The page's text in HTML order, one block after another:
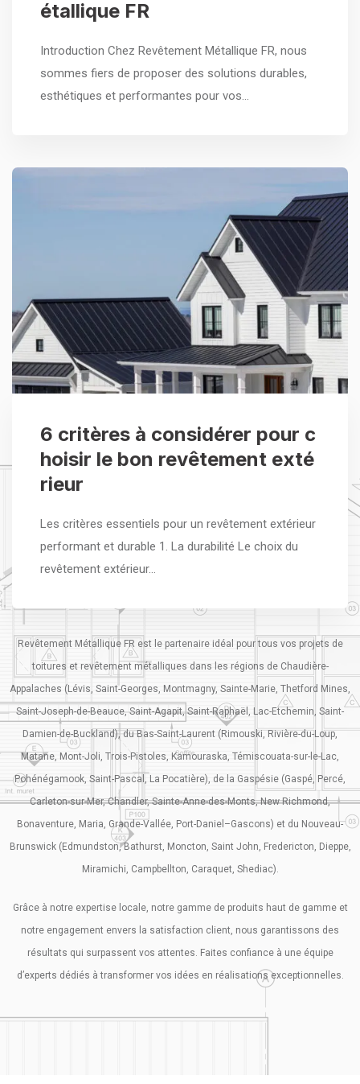
étallique FR
Introduction Chez Revêtement Métallique FR, nous
sommes fiers de proposer des solutions durables,
esthétiques et performantes pour vos…
6 critères à considérer pour c
hoisir le bon revêtement exté
rieur
Les critères essentiels pour un revêtement extérieur
performant et durable 1. La durabilité Le choix du
revêtement extérieur…
Revêtement Métallique FR est le partenaire idéal pour tous vos projets de
toitures et revêtement métalliques dans les régions de Chaudière-
Appalaches (Lévis, Saint-Georges, Montmagny, Sainte-Marie, Thetford Mines,
Saint-Joseph-de-Beauce, Saint-Agapit, Saint-Raphaël, Lac-Etchemin, Saint-
Damien-de-Buckland), du Bas-Saint-Laurent (Rimouski, Rivière-du-Loup,
Matane, Mont-Joli, Trois-Pistoles, Kamouraska, Témiscouata-sur-le-Lac,
Pohénégamook, Saint-Pascal, La Pocatière), de la Gaspésie (Gaspé, Percé,
Carleton-sur-Mer, Chandler, Sainte-Anne-des-Monts, New Richmond,
Bonaventure, Maria, Grande-Vallée, Port-Daniel–Gascons) et du Nouveau-
Brunswick (Edmundston, Bathurst, Moncton, Saint John, Fredericton, Dieppe,
Miramichi, Campbellton, Caraquet, Shediac).
Grâce à notre expertise locale, notre gamme de produits haut de gamme et
notre engagement envers la satisfaction client, nous garantissons des
résultats qui surpassent vos attentes. Faites confiance à une équipe
d’experts dédiés à transformer vos idées en réalisations exceptionnelles.